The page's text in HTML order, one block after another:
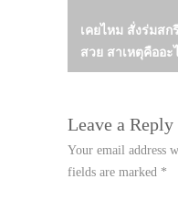
navigation
เคยไหม สั่งร่มส
สวย สาเหตุคืออะ
Leave a Reply
Your email address
fields are marked *